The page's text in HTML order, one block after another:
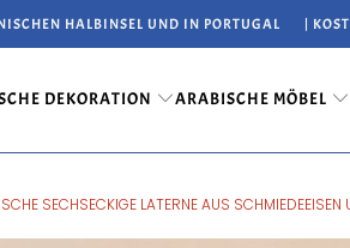
HALBINSEL UND IN PORTUGAL |
DEKORATION ARABISCHE MÖBEL
SECHSECKIGE LATERNE AUS